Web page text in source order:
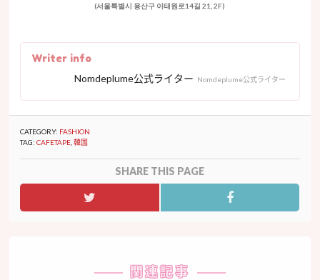
(서울특별시 용산구 이태원로14길 21, 2F)
Writer info
Nomdeplume公式ライター Nomdeplume公式ライター
CATEGORY: FASHION
TAG: CAFETAPE ,韓国
SHARE THIS PAGE
関連記事